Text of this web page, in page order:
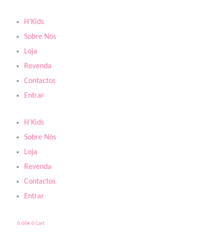
content
H’Kids
Sobre Nós
Loja
Revenda
Contactos
Entrar
H’Kids
Sobre Nós
Loja
Revenda
Contactos
Entrar
0.00€ 0Cart